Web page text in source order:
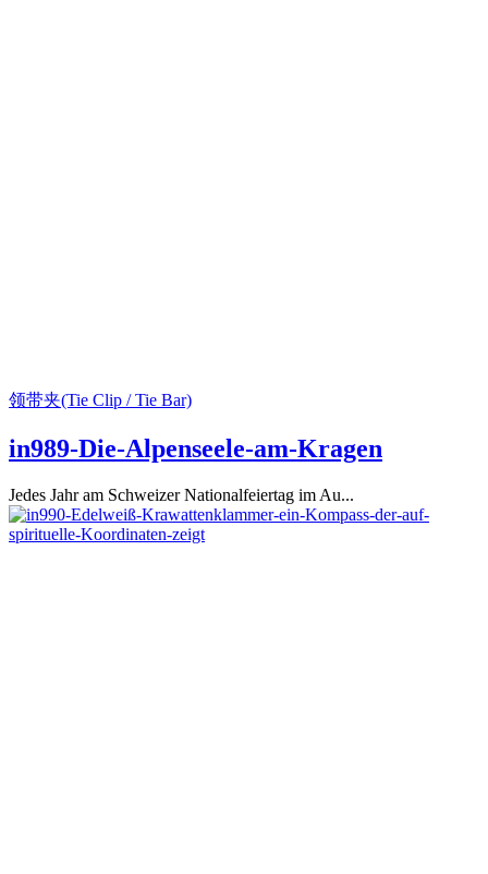
领带夹(Tie Clip / Tie Bar)
in989-Die-Alpenseele-am-Kragen
Jedes Jahr am Schweizer Nationalfeiertag im Au...